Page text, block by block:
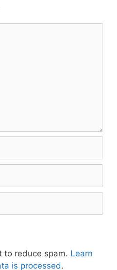
to reduce spam. Learn
is processed.